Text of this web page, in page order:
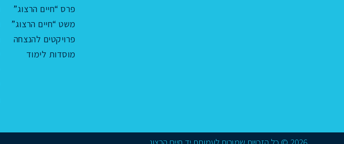
פרס “חיים הרצוג”
משט “חיים הרצוג”
פרויקטים להנצחה
מוסדות לימוד